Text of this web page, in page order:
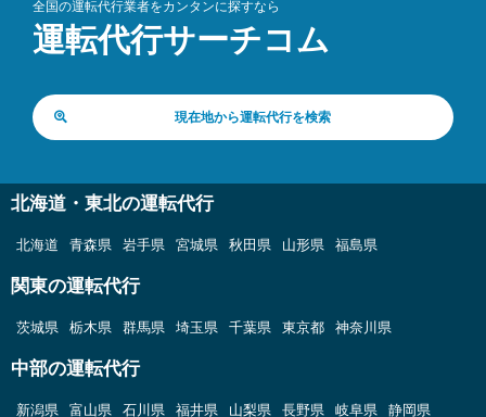
全国の運転代行業者をカンタンに探すなら
運転代行サーチコム
現在地から運転代行を検索
北海道・東北の運転代行
北海道 青森県 岩手県 宮城県 秋田県 山形県 福島県
関東の運転代行
茨城県 栃木県 群馬県 埼玉県 千葉県 東京都 神奈川県
中部の運転代行
新潟県 富山県 石川県 福井県 山梨県 長野県 岐阜県 静岡県